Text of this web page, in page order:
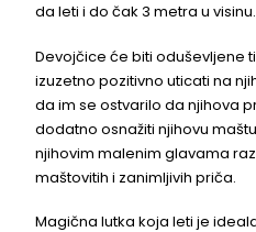
da leti i do čak 3 metra u visinu.
Devojčice će biti oduševljene
izuzetno pozitivno uticati na
da im se ostvarilo da njihova
dodatno osnažiti njihovu
njihovim malenim glavama
maštovitih i zanimljivih priča.
Magična lutka koja leti je